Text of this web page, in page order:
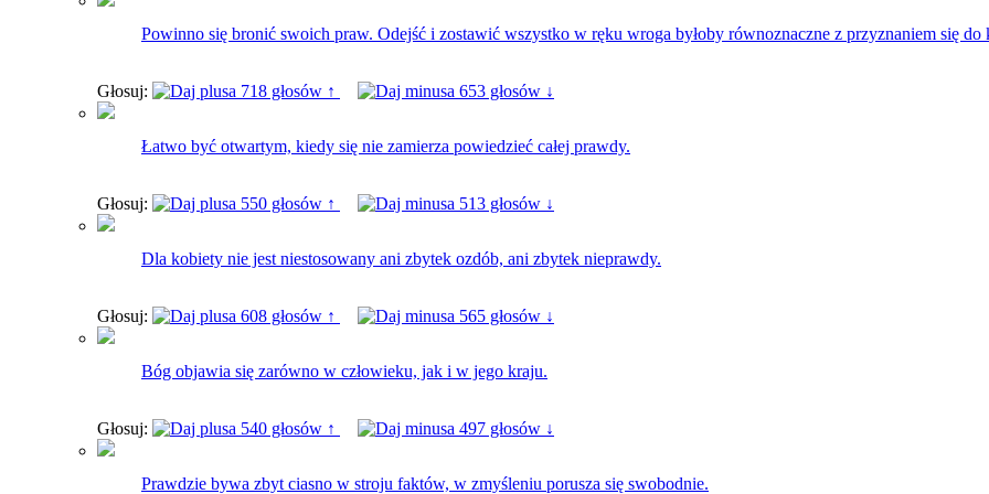
Powinno się bronić swoich praw. Odejść i zostawić wszystko w ręku wroga byłoby równoznaczne z przyznaniem się do
Głosuj: 718 głosów ↑ 653 głosów ↓
Łatwo być otwartym, kiedy się nie zamierza powiedzieć całej prawdy.
Głosuj: 550 głosów ↑ 513 głosów ↓
Dla kobiety nie jest niestosowany ani zbytek ozdób, ani zbytek nieprawdy.
Głosuj: 608 głosów ↑ 565 głosów ↓
Bóg objawia się zarówno w człowieku, jak i w jego kraju.
Głosuj: 540 głosów ↑ 497 głosów ↓
Prawdzie bywa zbyt ciasno w stroju faktów, w zmyśleniu porusza się swobodnie.